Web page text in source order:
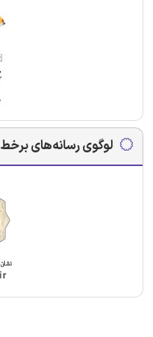
لوگوی رسانه‌های برخط